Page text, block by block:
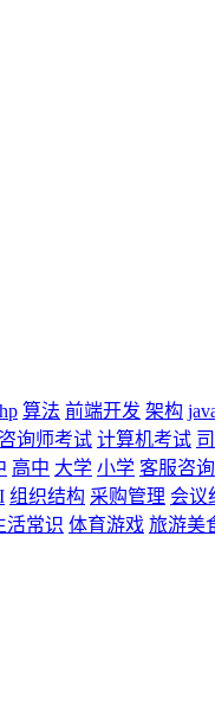
算法 前端开发 架构
询师考试 计算机考试
高中 大学 小学 客服咨询
组织结构 采购管理 会议
活常识 体育游戏 旅游美